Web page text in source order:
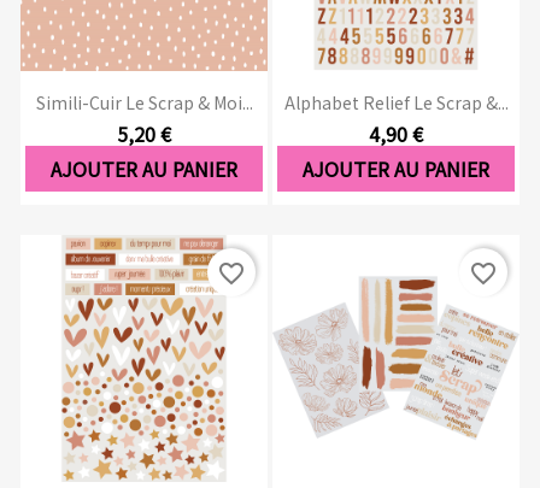
Simili-Cuir Le Scrap & Moi...
5,20 €
AJOUTER AU PANIER
Alphabet Relief Le Scrap &...
4,90 €
AJOUTER AU PANIER
favorite_border favorite_border